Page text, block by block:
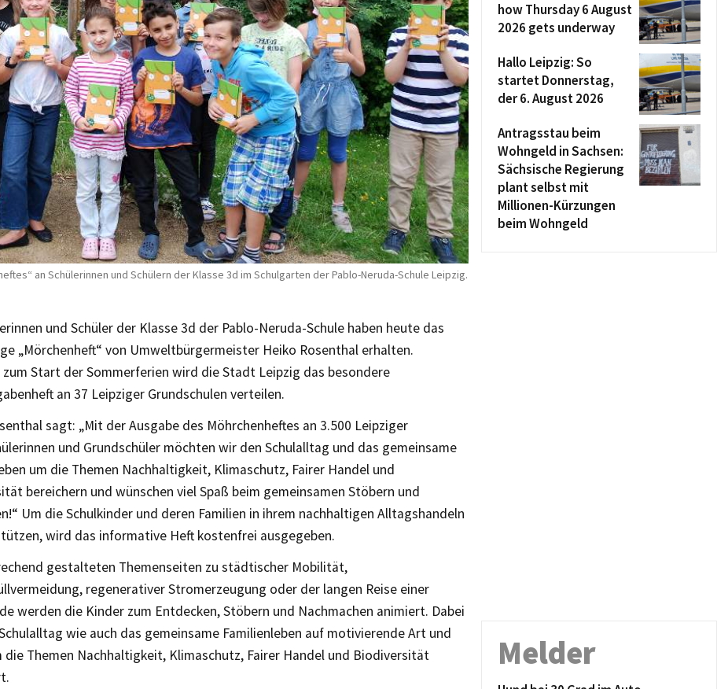
an Schülerinnen und Schülern der Klasse 3d im Schulgarten der Pablo-Neruda-Schule Leipzig.
und Schüler der Klasse 3d der Pablo-Neruda-Schule haben heute das
„Mörchenheft“ von Umweltbürgermeister Heiko Rosenthal erhalten.
zum Start der Sommerferien wird die Stadt Leipzig das besondere
an 37 Leipziger Grundschulen verteilen.
sagt: „Mit der Ausgabe des Möhrchenheftes an 3.500 Leipziger
und Grundschüler möchten wir den Schulalltag und das gemeinsame
um die Themen Nachhaltigkeit, Klimaschutz, Fairer Handel und
bereichern und wünschen viel Spaß beim gemeinsamen Stöbern und
Um die Schulkinder und deren Familien in ihrem nachhaltigen Alltagshandeln
wird das informative Heft kostenfrei ausgegeben.
gestalteten Themenseiten zu städtischer Mobilität,
regenerativer Stromerzeugung oder der langen Reise einer
werden die Kinder zum Entdecken, Stöbern und Nachmachen animiert. Dabei
wie auch das gemeinsame Familienleben auf motivierende Art und
die Themen Nachhaltigkeit, Klimaschutz, Fairer Handel und Biodiversität
how Thursday 6 August
2026 gets underway
Hallo Leipzig: So
startet Donnerstag,
der 6. August 2026
Antragsstau beim
Wohngeld in Sachsen:
Sächsische Regierung
plant selbst mit
Millionen-Kürzungen
beim Wohngeld
Melder